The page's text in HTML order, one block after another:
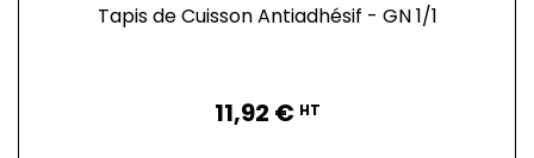
Tapis de Cuisson Antiadhésif - GN 1/1
11,92 € HT